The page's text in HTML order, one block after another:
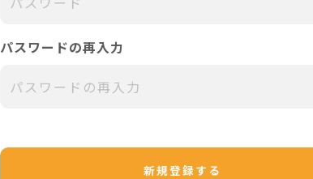
パスワードの再入力
新規登録する